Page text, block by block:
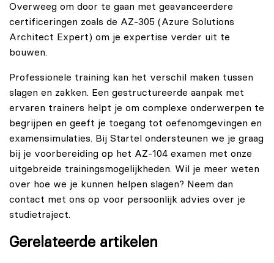
Overweeg om door te gaan met geavanceerdere
certificeringen zoals de AZ-305 (Azure Solutions
Architect Expert) om je expertise verder uit te
bouwen.
Professionele training kan het verschil maken tussen
slagen en zakken. Een gestructureerde aanpak met
ervaren trainers helpt je om complexe onderwerpen te
begrijpen en geeft je toegang tot oefenomgevingen en
examensimulaties. Bij Startel ondersteunen we je graag
bij je voorbereiding op het AZ-104 examen met onze
uitgebreide trainingsmogelijkheden. Wil je meer weten
over hoe we je kunnen helpen slagen? Neem dan
contact met ons op voor persoonlijk advies over je
studietraject.
Gerelateerde artikelen